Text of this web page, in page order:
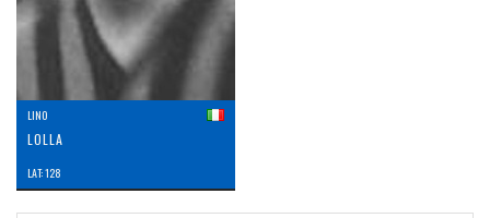
LINO
LOLLA
LAT: 128